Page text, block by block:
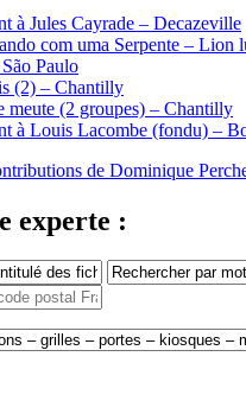
à Jules Cayrade – Decazeville
com uma Serpente – Lion
Paulo
(2) – Chantilly
meute (2 groupes) – Chantilly
à Louis Lacombe (fondu) –
de Dominique
experte :